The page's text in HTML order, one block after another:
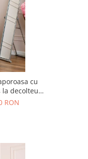
cu
la decolteu
RON